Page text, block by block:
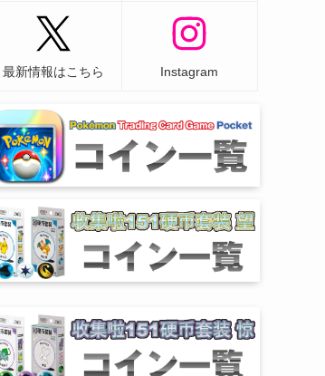
最新情報はこちら Instagram